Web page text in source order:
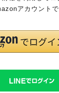
アカウント